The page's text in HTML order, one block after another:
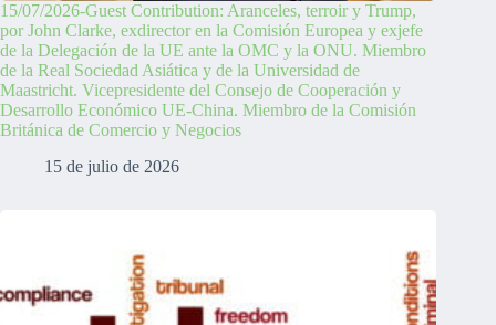
15/07/2026-Guest Contribution: Aranceles, terroir y Trump,
por John Clarke, exdirector en la Comisión Europea y exjefe
de la Delegación de la UE ante la OMC y la ONU. Miembro
de la Real Sociedad Asiática y de la Universidad de
Maastricht. Vicepresidente del Consejo de Cooperación y
Desarrollo Económico UE-China. Miembro de la Comisión
Británica de Comercio y Negocios
15 de julio de 2026